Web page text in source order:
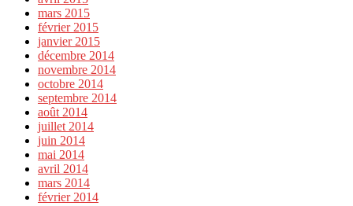
mars 2015
février 2015
janvier 2015
décembre 2014
novembre 2014
octobre 2014
septembre 2014
août 2014
juillet 2014
juin 2014
mai 2014
avril 2014
mars 2014
février 2014